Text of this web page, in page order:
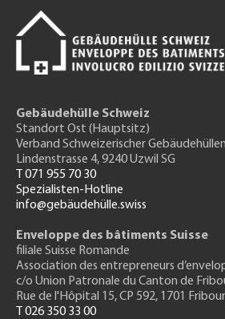
Gebäudehülle Schweiz
Standort Ost (Hauptsitz)
Verband Schweizerischer
Lindenstrasse 4, 9240 Uzwil SG
T 071 955 70 30
Spezialisten-Hotline
info@gebäudehülle.swiss
Enveloppe des bâtiments Suisse
filiale Suisse Romande
Association des entrepreneurs
c/o Union Patronale du Canton de
Rue de l'Hôpital 15, CP 592, 1701
T 026 350 33 00